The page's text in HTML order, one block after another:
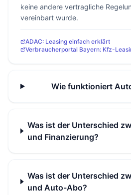
keine andere vertragliche
vereinbart wurde.
ADAC: Leasing einfach erklärt
Verbraucherportal Bayern: Kfz-
Wie funktioniert
Was ist der Unterschied
und Finanzierung?
Was ist der Unterschied
und Auto-Abo?